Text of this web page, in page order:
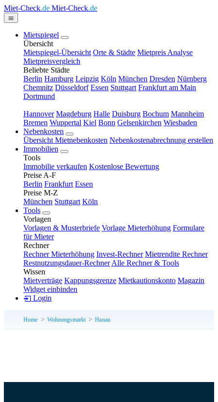
Miet-Check.de Miet-Check.de
Mietspiegel
Übersicht
Mietspiegel-Übersicht Orte & Städte Mietpreis Analyse
Mietpreisvergleich
Beliebte Städte
Berlin Hamburg Leipzig Köln München Dresden Nürnberg
Chemnitz Düsseldorf Essen Stuttgart Frankfurt am Main
Dortmund
Hannover Magdeburg Halle Duisburg Bochum Mannheim
Bremen Wuppertal Kiel Bonn Gelsenkirchen Wiesbaden
Nebenkosten
Übersicht Mietnebenkosten Nebenkostenabrechnung erstellen
Immobilien
Tools
Immobilie verkaufen Kostenlose Bewertung
Preise A-F
Berlin Frankfurt Essen
Preise M-Z
München Stuttgart Köln
Tools
Vorlagen
Vorlagen & Musterbriefe Vorlage Mieterhöhung Formulare
für Mieter
Rechner
Rechner Mieterhöhung Invest-Rechner Mietrendite Rechner
Restnutzungsdauer-Rechner Alle Rechner & Tools
Wissen
Mietverträge Kappungsgrenze Mietkautionskonto Magazin
Widget einbinden
Login
Home Wohnungsmarkt Hanau